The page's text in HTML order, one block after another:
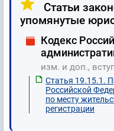
Статьи
упомянутые
Кодекс
изм. и доп.,
Статья 19.15.1.
Российской
по месту
регистрации